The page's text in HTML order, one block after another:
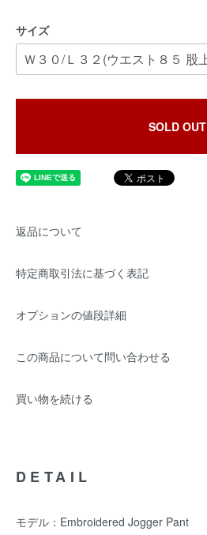
サイズ
SOLD OUT
返品について
特定商取引法に基づく表記
オプションの値段詳細
この商品について問い合わせる
買い物を続ける
DETAIL
モデル：Embroidered Jogger Pant